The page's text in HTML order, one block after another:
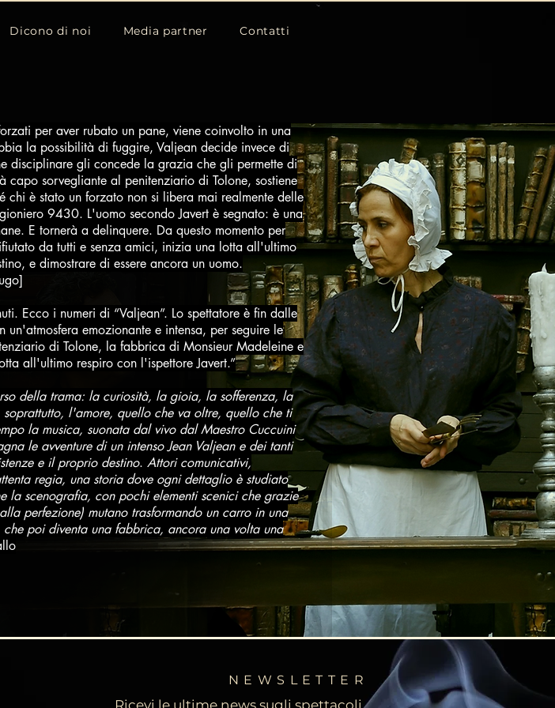
Dicono di noi Media partner Contatti
per aver rubato un pane, viene coinvolto in una
la possibilità di fuggire, Valjean decide invece di
disciplinare gli concede la grazia che gli permette di
capo sorvegliante al penitenziario di Tolone, sostiene
chi è stato un forzato non si libera mai realmente delle
9430. L'uomo secondo Javert è segnato: è una
E tornerà a delinquere. Da questo momento per
da tutti e senza amici, inizia una lotta all'ultimo
e dimostrare di essere ancora un uomo.
Ecco i numeri di “Valjean”. Lo spettatore è fin dalle
emozionante e intensa, per seguire le
di Tolone, la fabbrica di Monsieur Madeleine e
all'ultimo respiro con l'ispettore Javert.”
della trama: la curiosità, la gioia, la sofferenza, la
l'amore, quello che va oltre, quello che ti
la musica, suonata dal vivo dal Maestro Cuccuini
le avventure di un intenso Jean Valjean e dei tanti
e il proprio destino. Attori comunicativi,
regia, una storia dove ogni dettaglio è studiato
la scenografia, con pochi elementi scenici che grazie
perfezione) mutano trasformando un carro in una
poi diventa una fabbrica, ancora una volta una
NEWSLETTER
Ricevi le ultime news sugli spettacoli